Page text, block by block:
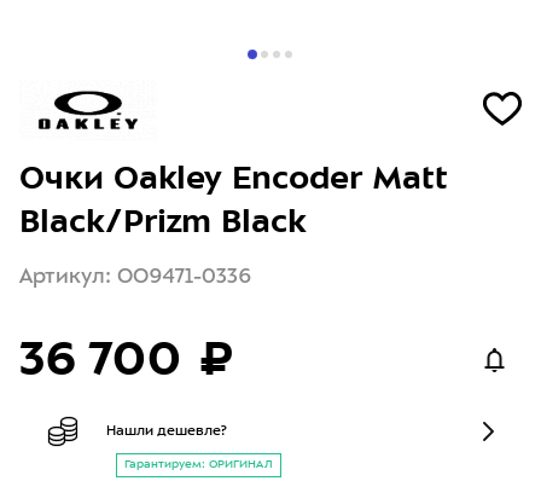
Очки Oakley Encoder Matt
Black/Prizm Black
Артикул: OO9471-0336
36 700 ₽
Нашли дешевле?
Гарантируем: ОРИГИНАЛ